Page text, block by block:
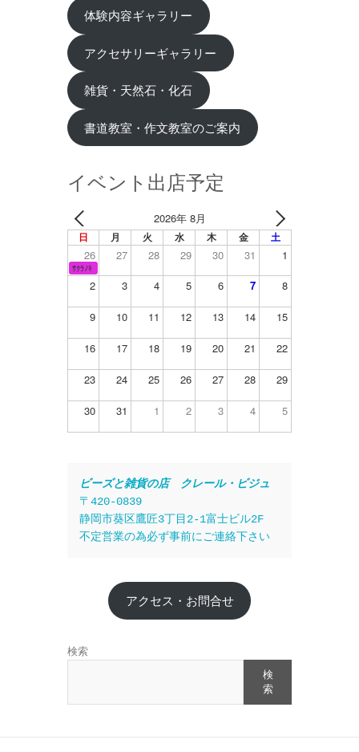
体験内容ギャラリー
アクセサリーギャラリー
雑貨・天然石・化石
書道教室・作文教室のご案内
イベント出店予定
2026年 8月
日 月 火 水 木 金 土
26 27 28 29 30 31 1
ｻｸﾗﾉｷ
2 3 4 5 6 7 8
9 10 11 12 13 14 15
16 17 18 19 20 21 22
23 24 25 26 27 28 29
30 31 1 2 3 4 5
ビーズと雑貨の店　クレール・ビジュ
〒420-0839
静岡市葵区鷹匠3丁目2-1富士ビル2F
不定営業の為必ず事前にご連絡下さい
アクセス・お問合せ
検索
検
索